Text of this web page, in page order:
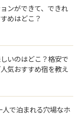
ンができて、できれ
めはどこ？
いのはどこ？格安で
気おすすめ宿を教え
で泊まれる穴場なホ